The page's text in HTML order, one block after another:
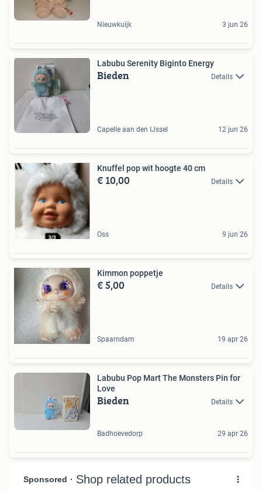
Nieuwkuijk 3 jun 26
Labubu Serenity Biginto Energy
Bieden Details
Capelle aan den IJssel 12 jun 26
Knuffel pop wit hoogte 40 cm
€ 10,00 Details
Oss 9 jun 26
Kimmon poppetje
€ 5,00 Details
Spaarndam 19 apr 26
Labubu Pop Mart The Monsters Pin for
Love
Bieden Details
Badhoevedorp 29 apr 26